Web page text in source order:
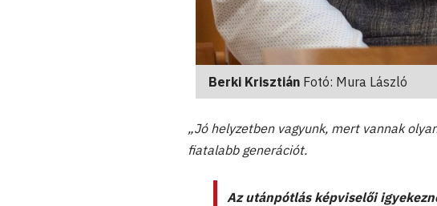
Berki Krisztián Fotó: Mura László
„Jó helyzetben vagyunk, mert vannak
fiatalabb generációt.
Az utánpótlás képviselői